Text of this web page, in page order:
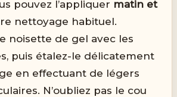
pouvez l’appliquer matin et
nettoyage habituel.
noisette de gel avec les
puis étalez-le délicatement
en effectuant de légers
N’oubliez pas le cou